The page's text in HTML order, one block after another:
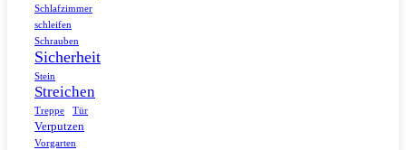
Schlafzimmer
schleifen
Schrauben
Sicherheit
Stein
Streichen
Treppe Tür
Verputzen
Vorgarten